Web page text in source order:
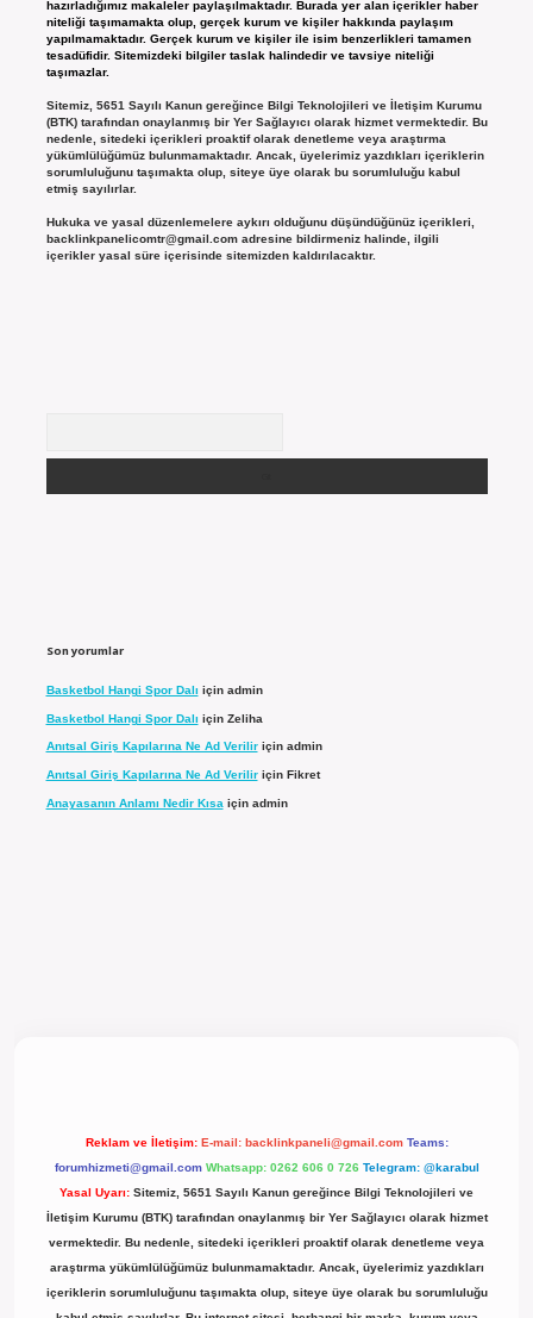
hazırladığımız makaleler paylaşılmaktadır. Burada yer alan içerikler haber
niteliği taşımamakta olup, gerçek kurum ve kişiler hakkında paylaşım
yapılmamaktadır. Gerçek kurum ve kişiler ile isim benzerlikleri tamamen
tesadüfidir. Sitemizdeki bilgiler taslak halindedir ve tavsiye niteliği
taşımazlar.
Sitemiz, 5651 Sayılı Kanun gereğince Bilgi Teknolojileri ve İletişim Kurumu
(BTK) tarafından onaylanmış bir Yer Sağlayıcı olarak hizmet vermektedir. Bu
nedenle, sitedeki içerikleri proaktif olarak denetleme veya araştırma
yükümlülüğümüz bulunmamaktadır. Ancak, üyelerimiz yazdıkları içeriklerin
sorumluluğunu taşımakta olup, siteye üye olarak bu sorumluluğu kabul
etmiş sayılırlar.
Hukuka ve yasal düzenlemelere aykırı olduğunu düşündüğünüz içerikleri,
backlinkpanelicomtr@gmail.comadresine bildirmeniz halinde, ilgili
içerikler yasal süre içerisinde sitemizden kaldırılacaktır.
Son yorumlar
Basketbol Hangi Spor Dalı için admin
Basketbol Hangi Spor Dalı için Zeliha
Anıtsal Giriş Kapılarına Ne Ad Veriliriçin admin
Anıtsal Giriş Kapılarına Ne Ad Veriliriçin Fikret
Anayasanın Anlamı Nedir Kısa için admin
Reklam ve İletişim: E-mail: backlinkpaneli@gmail.com Teams:
forumhizmeti@gmail.com Whatsapp: 0262 606 0 726 Telegram: @karabul
Yasal Uyarı: Sitemiz, 5651 Sayılı Kanun gereğince Bilgi Teknolojileri ve
İletişim Kurumu (BTK) tarafından onaylanmış bir Yer Sağlayıcı olarak hizmet
vermektedir. Bu nedenle, sitedeki içerikleri proaktif olarak denetleme veya
araştırma yükümlülüğümüz bulunmamaktadır. Ancak, üyelerimiz yazdıkları
içeriklerin sorumluluğunu taşımakta olup, siteye üye olarak bu sorumluluğu